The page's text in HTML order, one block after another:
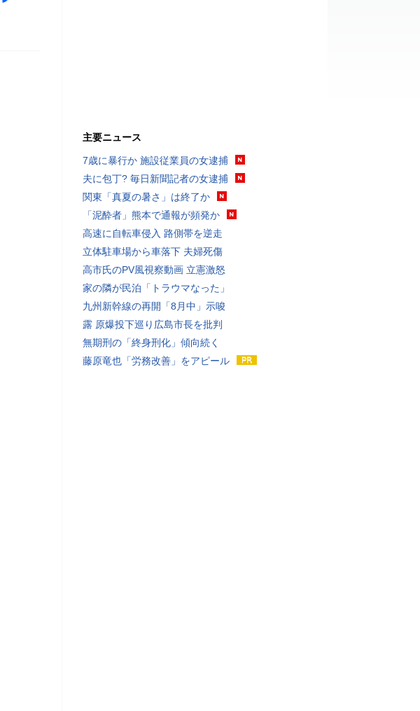
主要ニュース
7歳に暴行か 施設従業員の女逮捕
夫に包丁? 毎日新聞記者の女逮捕
関東「真夏の暑さ」は終了か
「泥酔者」熊本で通報が頻発か
高速に自転車侵入 路側帯を逆走
立体駐車場から車落下 夫婦死傷
高市氏のPV風視察動画 立憲激怒
家の隣が民泊「トラウマなった」
九州新幹線の再開「8月中」示唆
露 原爆投下巡り広島市長を批判
無期刑の「終身刑化」傾向続く
藤原竜也「労務改善」をアピール